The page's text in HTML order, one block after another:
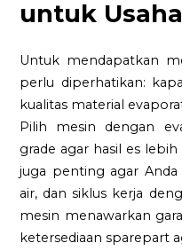
untuk
Untuk mendapatkan
perlu diperhatikan:
kualitas material
Pilih mesin dengan
grade agar hasil es
juga penting agar
air, dan siklus kerja
mesin menawarkan
ketersediaan sparepart